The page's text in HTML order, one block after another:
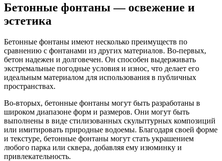
Бетонные фонтаны — освежение и
эстетика
Бетонные фонтаны имеют несколько преимуществ по
сравнению с фонтанами из других материалов. Во-первых,
бетон надежен и долговечен. Он способен выдерживать
экстремальные погодные условия и износ, что делает его
идеальным материалом для использования в публичных
пространствах.
Во-вторых, бетонные фонтаны могут быть разработаны в
широком диапазоне форм и размеров. Они могут быть
выполнены в виде стилизованных скульптурных композиций
или имитировать природные водоемы. Благодаря своей форме
и текстуре, бетонные фонтаны могут стать украшением
любого парка или сквера, добавляя ему изюминку и
привлекательность.